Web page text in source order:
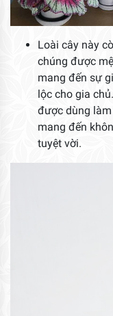
Loài cây này
chúng được
mang đến sự
lộc cho gia
được dùng
mang đến
tuyệt vời.